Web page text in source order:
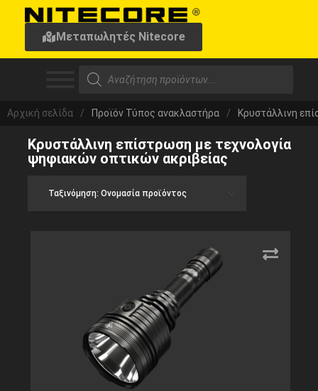
Μεταπωλητές Nitecore
Αρχική σελίδα / Προϊόν Τύπος ανακλαστήρα / Κρυστάλλινη
Κρυστάλλινη επίστρωση με τεχνολογία
ψηφιακών οπτικών ακριβείας